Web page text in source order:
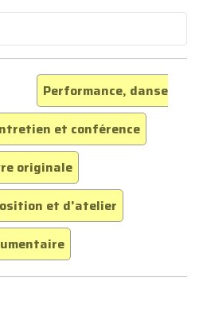
Performance, danse
et conférence
originale
et d'atelier